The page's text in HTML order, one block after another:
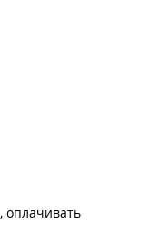
оплачивать